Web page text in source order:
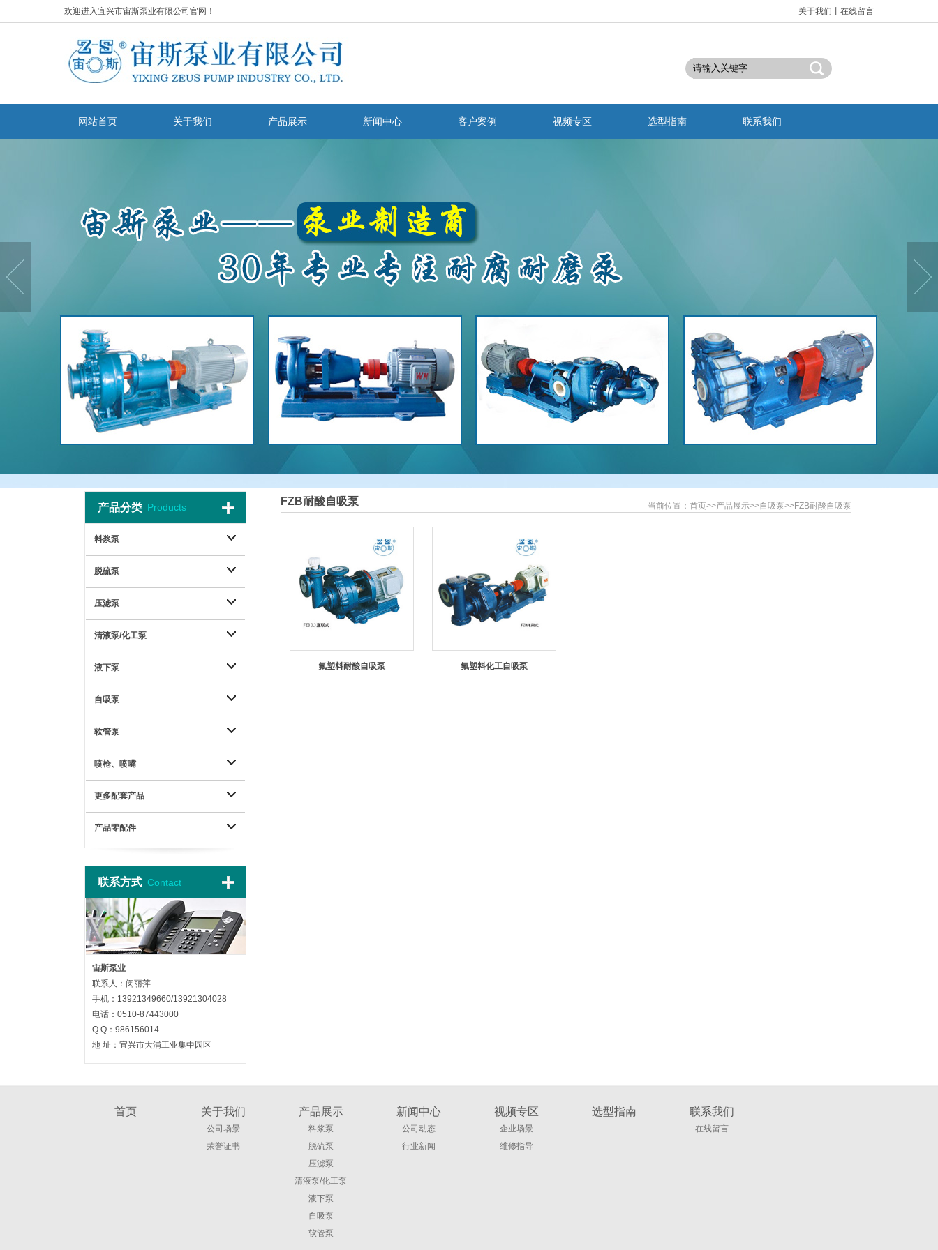
关于我们 在线留言
欢迎进入宜兴市宙斯泵业有限公司官网！
网站首页 关于我们 产品展示 新闻中心 客户案例 视频专区 选型指南 联系我们
FZB耐酸自吸泵 当前位置： 首页>>产品展示>>自吸泵>>FZB耐酸自吸泵
氟塑料耐酸自吸泵 氟塑料化工自吸泵
产品分类 Products
料浆泵
脱硫泵
压滤泵
清液泵/化工泵
液下泵
自吸泵
软管泵
喷枪、喷嘴
更多配套产品
产品零配件
联系方式 Contact
宙斯泵业
联系人：闵丽萍
手机：13921349660/13921304028
电话：0510-87443000
Q Q：986156014
地 址：宜兴市大浦工业集中园区
首页 关于我们
公司场景
荣誉证书
产品展示
料浆泵
脱硫泵
压滤泵
清液泵/化工泵
液下泵
自吸泵
软管泵
新闻中心
公司动态
行业新闻
视频专区
企业场景
维修指导
选型指南 联系我们
在线留言